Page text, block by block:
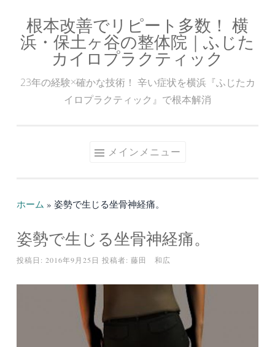
ン
根本改善でリピート多数！ 横
浜・保土ヶ谷の整体院｜ふじた
カイロプラクティック
23年の経験×確かな技術！ 辛い症状を横浜『ふじたカ
イロプラクティック』で根本解消
メインメニュー
ホーム » 姿勢で生じる坐骨神経痛。
姿勢で生じる坐骨神経痛。
投稿日: 2016年9月25日 投稿者: 藤田 和広